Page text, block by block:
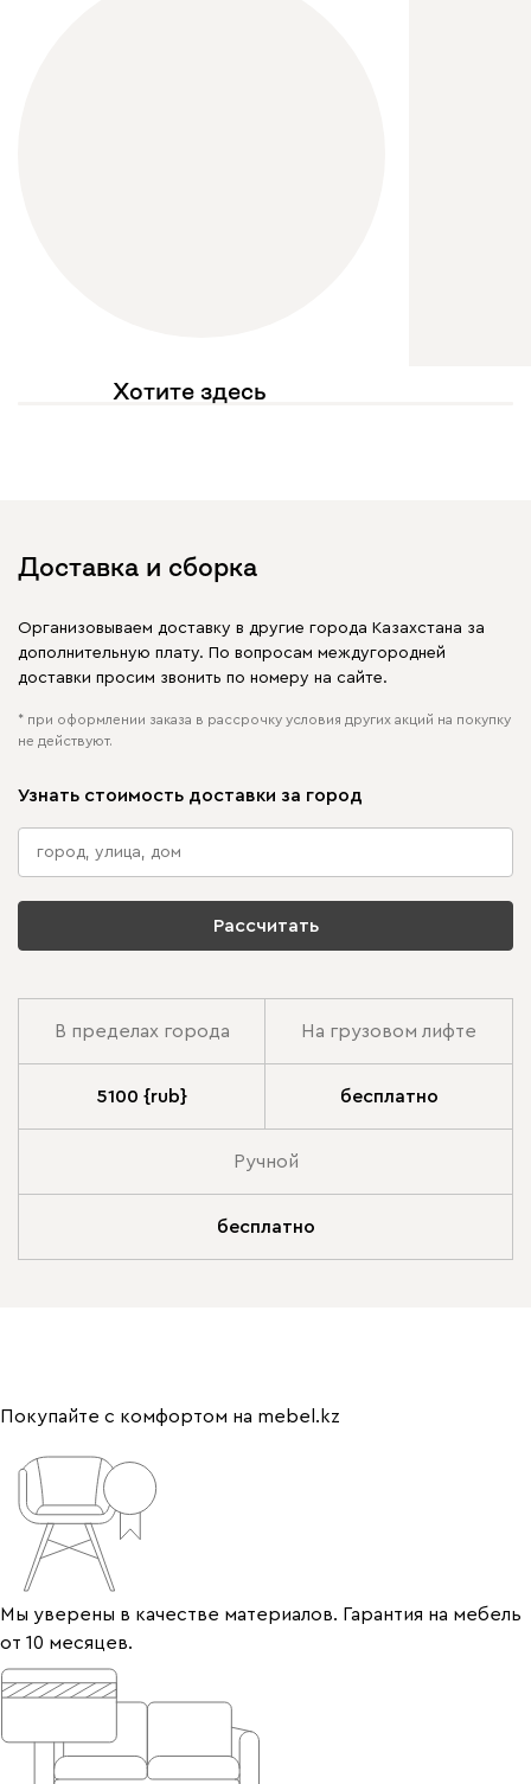
Хотите здесь
Доставка и сборка
Организовываем доставку в другие города Казахстана за
дополнительную плату. По вопросам междугородней
доставки просим звонить по номеру на сайте.
* при оформлении заказа в рассрочку условия других акций на покупку
не действуют.
Узнать стоимость доставки за город
Рассчитать
В пределах города На грузовом лифте
5100 {rub} бесплатно
Ручной
бесплатно
Покупайте с комфортом на mebel.kz
Мы уверены в качестве материалов. Гарантия на мебель
от 10 месяцев.